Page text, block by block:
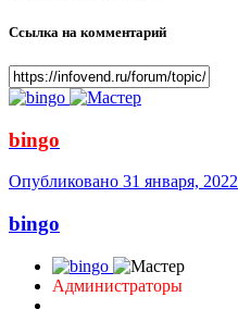
Ссылка на комментарий
bingo
Опубликовано 31 января, 2022
bingo
Администраторы